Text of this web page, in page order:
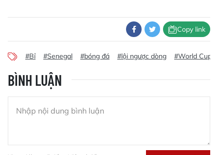
Copy link
#Bỉ #Senegal #bóng đá #lội ngược dòng #World Cup
BÌNH LUẬN